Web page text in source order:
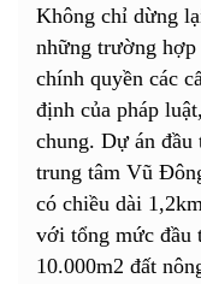
Không chỉ dừng
những trường hợp
chính quyền các
định của pháp
chung. Dự án
trung tâm Vũ
có chiều dài
với tổng mức đầu
10.000m2 đất